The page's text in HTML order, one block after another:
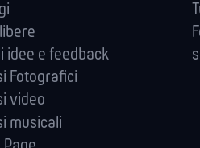
libere
idee e feedback
Fotografici
video
musicali